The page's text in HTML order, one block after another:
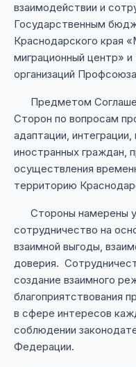
взаимодействии и
Государственным
Краснодарского края
миграционный центр»
организаций
Предметом
Сторон по вопросам
адаптации,
иностранных граждан,
осуществления
территорию
Стороны намерены
сотрудничество на
взаимной выгоды,
доверия.
создание взаимного
благоприятствования
в сфере интересов
соблюдении
Федерации.